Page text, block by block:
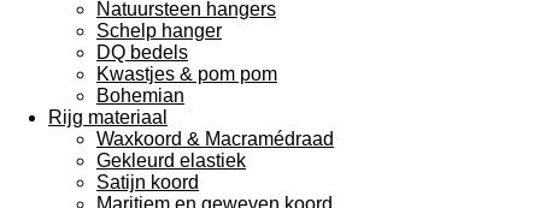
Natuursteen hangers
Schelp hanger
DQ bedels
Kwastjes & pom pom
Bohemian
Rijg materiaal
Waxkoord & Macramédraad
Gekleurd elastiek
Satijn koord
Maritiem en geweven koord